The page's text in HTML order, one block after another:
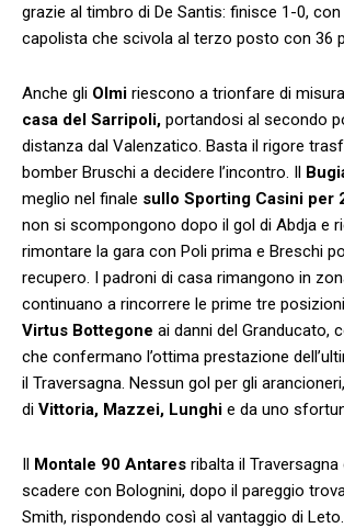
grazie al timbro di De Santis: finisce 1-0, con
capolista che scivola al terzo posto con 36
Anche gli Olmi riescono a trionfare di
casa del Sarripoli, portandosi al secondo
distanza dal Valenzatico. Basta il rigore
bomber Bruschi a decidere l’incontro. Il
meglio nel finale sullo Sporting Casini per
non si scompongono dopo il gol di Abdja e
rimontare la gara con Poli prima e Breschi
recupero. I padroni di casa rimangono in
continuano a rincorrere le prime tre
Virtus Bottegone ai danni del Granducato,
che confermano l’ottima prestazione
il Traversagna. Nessun gol per gli
di Vittoria, Mazzei, Lunghi e da uno
Il Montale 90 Antares ribalta il
scadere con Bolognini, dopo il pareggio
Smith, rispondendo così al vantaggio di